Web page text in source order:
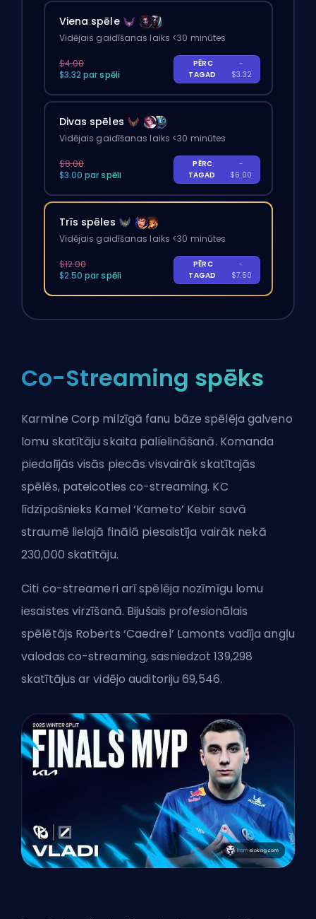
Viena spēle
Vidējais gaidīšanas laiks <30 minūtes
$4.00
$3.32 par spēli
PĒRC
TAGAD
-
$3.32
Divas spēles
Vidējais gaidīšanas laiks <30 minūtes
$8.00
$3.00 par spēli
PĒRC
TAGAD
-
$6.00
Trīs spēles
Vidējais gaidīšanas laiks <30 minūtes
$12.00
$2.50 par spēli
PĒRC
TAGAD
-
$7.50
Co-Streaming spēks
Karmine Corp milzīgā fanu bāze spēlēja galveno
lomu skatītāju skaita palielināšanā. Komanda
piedalījās visās piecās visvairāk skatītajās
spēlēs, pateicoties co-streaming. KC
līdzīpašnieks Kamel ‘Kameto’ Kebir savā
straumē lielajā finālā piesaistīja vairāk nekā
230,000 skatītāju.
Citi co-streameri arī spēlēja nozīmīgu lomu
iesaistes virzīšanā. Bijušais profesionālais
spēlētājs Roberts ‘Caedrel’ Lamonts vadīja angļu
valodas co-streaming, sasniedzot 139,298
skatītājus ar vidējo auditoriju 69,546.